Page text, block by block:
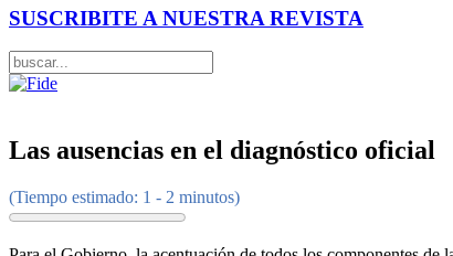
SUSCRIBITE A NUESTRA REVISTA
Las ausencias en el diagnóstico oficial
(Tiempo estimado: 1 - 2 minutos)